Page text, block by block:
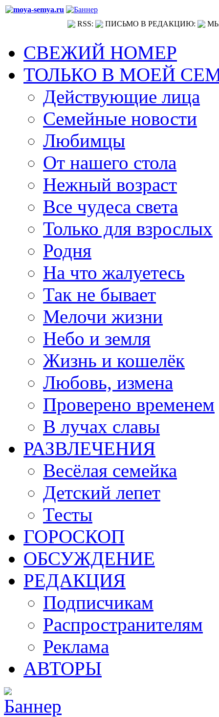
RSS: ПИСЬМО В РЕДАКЦИЮ:
СВЕЖИЙ НОМЕР
ТОЛЬКО В МОЕЙ
Действующие лица
Семейные новости
Любимцы
От нашего стола
Нежный возраст
Все чудеса света
Только для взрослых
Родня
На что жалуетесь
Так не бывает
Мелочи жизни
Небо и земля
Жизнь и кошелёк
Любовь, измена
Проверено временем
В лучах славы
РАЗВЛЕЧЕНИЯ
Весёлая семейка
Детский лепет
Тесты
ГОРОСКОП
ОБСУЖДЕНИЕ
РЕДАКЦИЯ
Подписчикам
Распространителям
Реклама
АВТОРЫ